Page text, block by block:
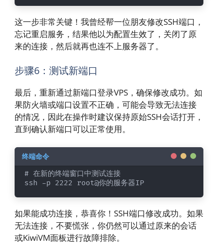
这一步非常关键！我曾经帮一位朋友修改SSH端口，
忘记重启服务，结果他以为配置生效了，关闭了原
来的连接，然后就再也连不上服务器了。
步骤6：测试新端口
最后，重新通过新端口登录VPS，确保修改成功。如
果防火墙或端口设置不正确，可能会导致无法连接
的情况，因此在操作时建议保持原始SSH会话打开，
直到确认新端口可以正常使用。
# 在新的终端窗口中测试连接
ssh -p 2222 root@你的服务器IP
如果能成功连接，恭喜你！SSH端口修改成功。如果
无法连接，不要慌张，你仍然可以通过原来的会话
或KiwiVM面板进行故障排除。